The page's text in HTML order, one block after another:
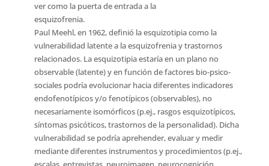
ver como la puerta de entrada a la
esquizofrenia.
Paul Meehl, en 1962, definió la esquizotipia como la
vulnerabilidad latente a la esquizofrenia y trastornos
relacionados. La esquizotipia estaría en un plano no
observable (latente) y en función de factores bio-psico-
sociales podría evolucionar hacia diferentes indicadores
endofenotípicos y/o fenotípicos (observables), no
necesariamente isomórficos (p.ej., rasgos esquizotípicos,
síntomas psicóticos, trastornos de la personalidad). Dicha
vulnerabilidad se podría aprehender, evaluar y medir
mediante diferentes instrumentos y procedimientos (p.ej.,